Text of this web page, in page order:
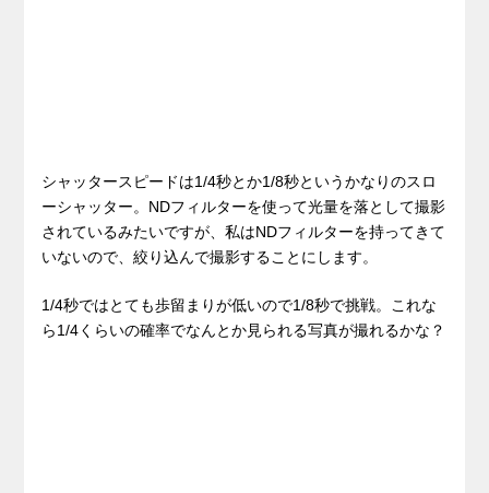
シャッタースピードは1/4秒とか1/8秒というかなりのスロ
ーシャッター。NDフィルターを使って光量を落として撮影
されているみたいですが、私はNDフィルターを持ってきて
いないので、絞り込んで撮影することにします。
1/4秒ではとても歩留まりが低いので1/8秒で挑戦。これな
ら1/4くらいの確率でなんとか見られる写真が撮れるかな？